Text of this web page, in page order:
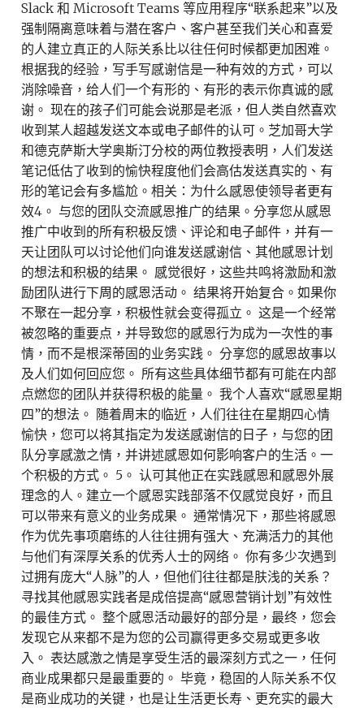
Slack 和 Microsoft Teams 等应用程序“联系起来”以及
强制隔离意味着与潜在客户、客户甚至我们关心和喜爱
的人建立真正的人际关系比以往任何时候都更加困难。
根据我的经验，写手写感谢信是一种有效的方式，可以
消除噪音，给人们一个有形的、有形的表示你真诚的感
谢。 现在的孩子们可能会说那是老派，但人类自然喜欢
收到某人超越发送文本或电子邮件的认可。芝加哥大学
和德克萨斯大学奥斯汀分校的两位教授表明，人们发送
笔记低估了收到的愉快程度他们会高估发送真实的、有
形的笔记会有多尴尬。相关：为什么感恩使领导者更有
效4。 与您的团队交流感恩推广的结果。分享您从感恩
推广中收到的所有积极反馈、评论和电子邮件，并有一
天让团队可以讨论他们向谁发送感谢信、其他感恩计划
的想法和积极的结果。 感觉很好，这些共鸣将激励和激
励团队进行下周的感恩活动。 结果将开始复合。如果你
不聚在一起分享，积极性就会变得孤立。 这是一个经常
被忽略的重要点，并导致您的感恩行为成为一次性的事
情，而不是根深蒂固的业务实践。 分享您的感恩故事以
及人们如何回应您。 所有这些具体细节都有可能在内部
点燃您的团队并获得积极的能量。 我个人喜欢“感恩星期
四”的想法。 随着周末的临近，人们往往在星期四心情
愉快，您可以将其指定为发送感谢信的日子，与您的团
队分享感激之情，并讲述感恩如何影响客户的生活。一
个积极的方式。 5。 认可其他正在实践感恩和感恩外展
理念的人。建立一个感恩实践部落不仅感觉良好，而且
可以带来有意义的业务成果。 通常情况下，那些将感恩
作为优先事项磨练的人往往拥有强大、充满活力的其他
与他们有深厚关系的优秀人士的网络。 你有多少次遇到
过拥有庞大“人脉”的人，但他们往往都是肤浅的关系？
寻找其他感恩实践者是成倍提高“感恩营销计划”有效性
的最佳方式。 整个感恩活动最好的部分是，最终，您会
发现它从来都不是为您的公司赢得更多交易或更多收
入。 表达感激之情是享受生活的最深刻方式之一，任何
商业成果都只是最重要的。 毕竟，稳固的人际关系不仅
是商业成功的关键，也是让生活更长寿、更充实的最大